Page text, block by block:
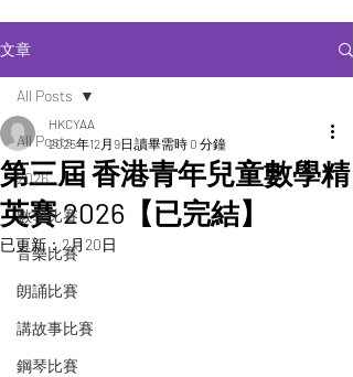
文章
All Posts
2026
數學比賽
音樂比賽
朗誦比賽
講故事比賽
鋼琴比賽
All Posts
第三屆 香港青年兒童數學精
英賽 2026【已完結】
HKCYAA
2025年12月9日 讀畢需時 0 分鐘
已更新： 2月20日